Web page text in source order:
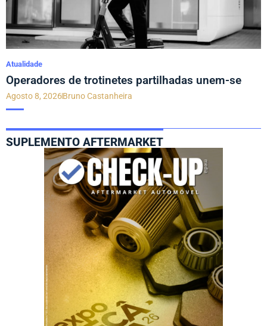
Atualidade
Operadores de trotinetes partilhadas unem-se
Agosto 8, 2026Bruno Castanheira
SUPLEMENTO AFTERMARKET